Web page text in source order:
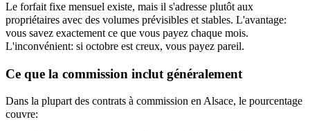
Le forfait fixe mensuel existe, mais il s'adresse plutôt aux
propriétaires avec des volumes prévisibles et stables. L'avantage:
vous savez exactement ce que vous payez chaque mois.
L'inconvénient: si octobre est creux, vous payez pareil.
Ce que la commission inclut généralement
Dans la plupart des contrats à commission en Alsace, le pourcentage
couvre: